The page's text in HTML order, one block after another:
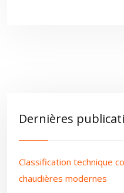
Dernières
Classification technique
chaudières modernes